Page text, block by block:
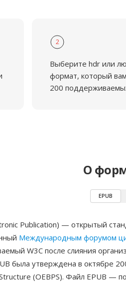
2
Выберите hdr или
формат, который
200
О
EPUB
Publication) — открытый
Международным форумом
W3C после слияния
была утверждена в октябре
(OEBPS). Файл EPUB —